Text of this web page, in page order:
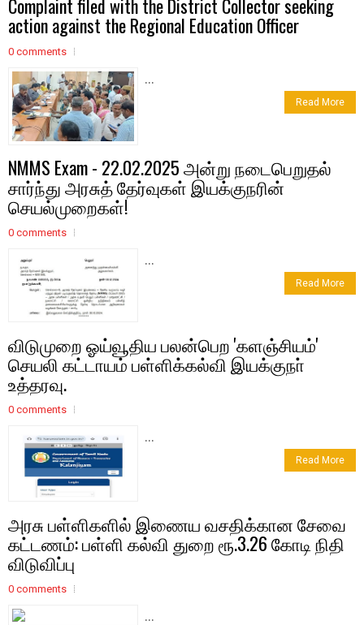
Complaint filed with the District Collector seeking
action against the Regional Education Officer
0 comments
...
Read More
NMMS Exam - 22.02.2025 அன்று நடைபெறுதல்
சார்ந்து அரசுத் தேர்வுகள் இயக்குநரின்
செயல்முறைகள்!
0 comments
...
Read More
விடுமுறை ஓய்வூதிய பலன்பெற 'களஞ்சியம்'
செயலி கட்டாயம் பள்ளிக்கல்வி இயக்குநா்
உத்தரவு.
0 comments
...
Read More
அரசு பள்ளிகளில் இணைய வசதிக்கான சேவை
கட்டணம்: பள்ளி கல்வி துறை ரூ.3.26 கோடி நிதி
விடுவிப்பு
0 comments
...